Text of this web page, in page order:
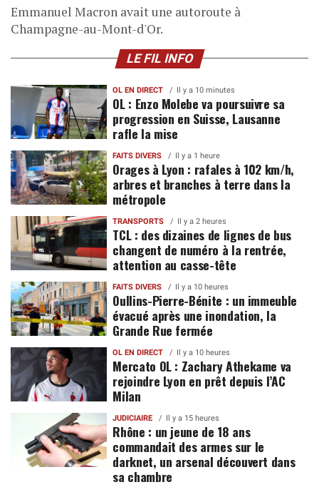
Emmanuel Macron avait une autoroute à
Champagne-au-Mont-d'Or.
LE FIL INFO
OL EN DIRECT Il y a 10 minutes
OL : Enzo Molebe va poursuivre sa
progression en Suisse, Lausanne
rafle la mise
FAITS DIVERS Il y a 1 heure
Orages à Lyon : rafales à 102 km/h,
arbres et branches à terre dans la
métropole
TRANSPORTS Il y a 2 heures
TCL : des dizaines de lignes de bus
changent de numéro à la rentrée,
attention au casse-tête
FAITS DIVERS Il y a 10 heures
Oullins-Pierre-Bénite : un immeuble
évacué après une inondation, la
Grande Rue fermée
OL EN DIRECT Il y a 10 heures
Mercato OL : Zachary Athekame va
rejoindre Lyon en prêt depuis l’AC
Milan
JUDICIAIRE Il y a 15 heures
Rhône : un jeune de 18 ans
commandait des armes sur le
darknet, un arsenal découvert dans
sa chambre